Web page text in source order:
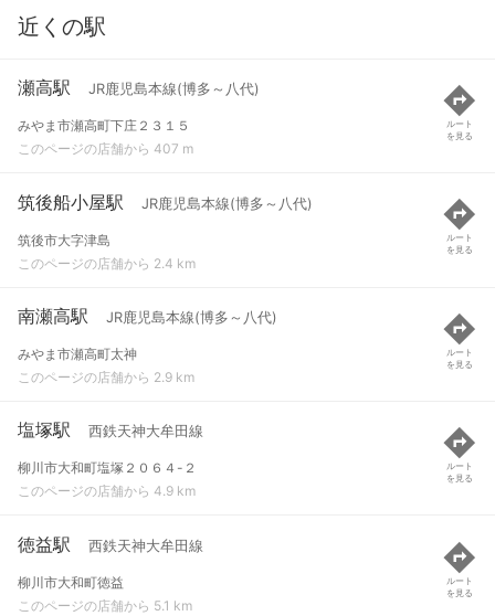
近くの駅
瀬高駅 JR鹿児島本線(博多～八代)
みやま市瀬高町下庄２３１５
このページの店舗から 407 m
ルート
を見る
筑後船小屋駅 JR鹿児島本線(博多～八代)
筑後市大字津島
このページの店舗から 2.4 km
ルート
を見る
南瀬高駅 JR鹿児島本線(博多～八代)
みやま市瀬高町太神
このページの店舗から 2.9 km
ルート
を見る
塩塚駅 西鉄天神大牟田線
柳川市大和町塩塚２０６４-２
このページの店舗から 4.9 km
ルート
を見る
徳益駅 西鉄天神大牟田線
柳川市大和町徳益
このページの店舗から 5.1 km
ルート
を見る